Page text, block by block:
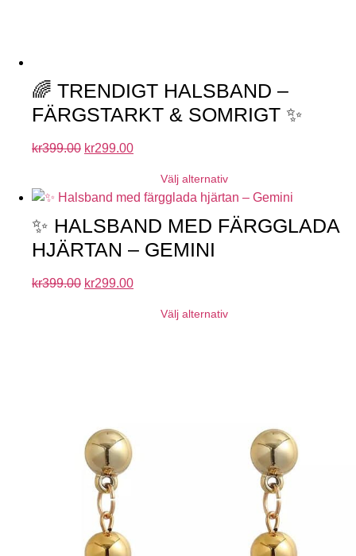
🌈 TRENDIGT HALSBAND –
FÄRGSTARKT & SOMRIGT ✨
kr399.00 kr299.00
Välj alternativ
✨ HALSBAND MED FÄRGGLADA
HJÄRTAN – GEMINI
kr399.00 kr299.00
Välj alternativ